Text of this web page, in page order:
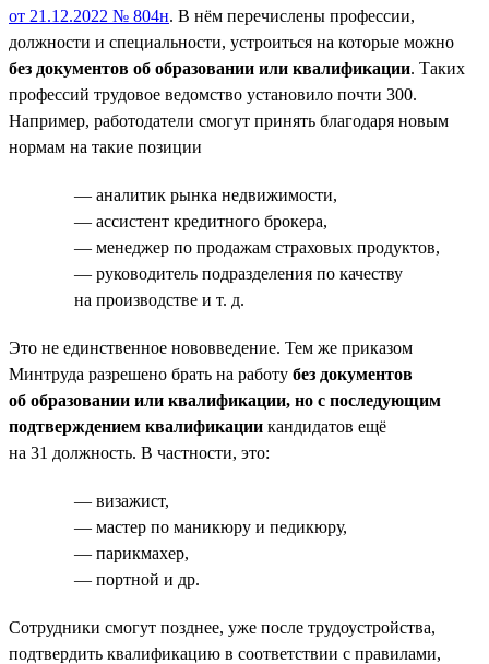
от 21.12.2022 № 804н. В нём перечислены профессии,
должности и специальности, устроиться на которые можно
без документов об образовании или квалификации. Таких
профессий трудовое ведомство установило почти 300.
Например, работодатели смогут принять благодаря новым
нормам на такие позиции
— аналитик рынка недвижимости,
— ассистент кредитного брокера,
— менеджер по продажам страховых продуктов,
— руководитель подразделения по качеству
на производстве и т. д.
Это не единственное нововведение. Тем же приказом
Минтруда разрешено брать на работу без документов
об образовании или квалификации, но с последующим
подтверждением квалификации кандидатов ещё
на 31 должность. В частности, это:
— визажист,
— мастер по маникюру и педикюру,
— парикмахер,
— портной и др.
Сотрудники смогут позднее, уже после трудоустройства,
подтвердить квалификацию в соответствии с правилами,